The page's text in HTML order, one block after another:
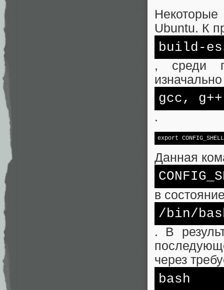
Ubuntu. К
build-
, среди
gcc,
.
export
Данная
в
/bin/
. В
через
bash